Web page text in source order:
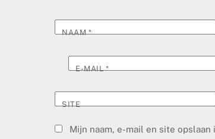
NAAM*
E-MAIL*
SITE
Mijn naam, e-mail en site